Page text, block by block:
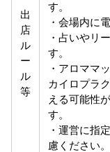
出
店
ル
ー
ル
等
す。
・会場内に
・占いやリ
す。
・アロママ
カイロプラ
える可能性
す。
・運営に指
慮ください。